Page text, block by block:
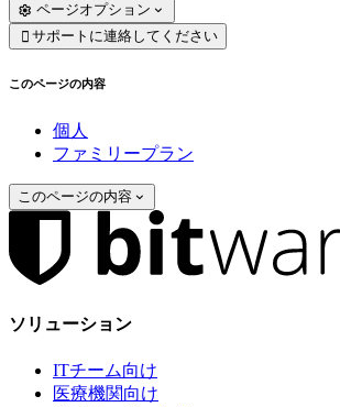
ページオプション
 サポートに連絡してください
このページの内容
個人
ファミリープラン
このページの内容
ソリューション
ITチーム向け
医療機関向け